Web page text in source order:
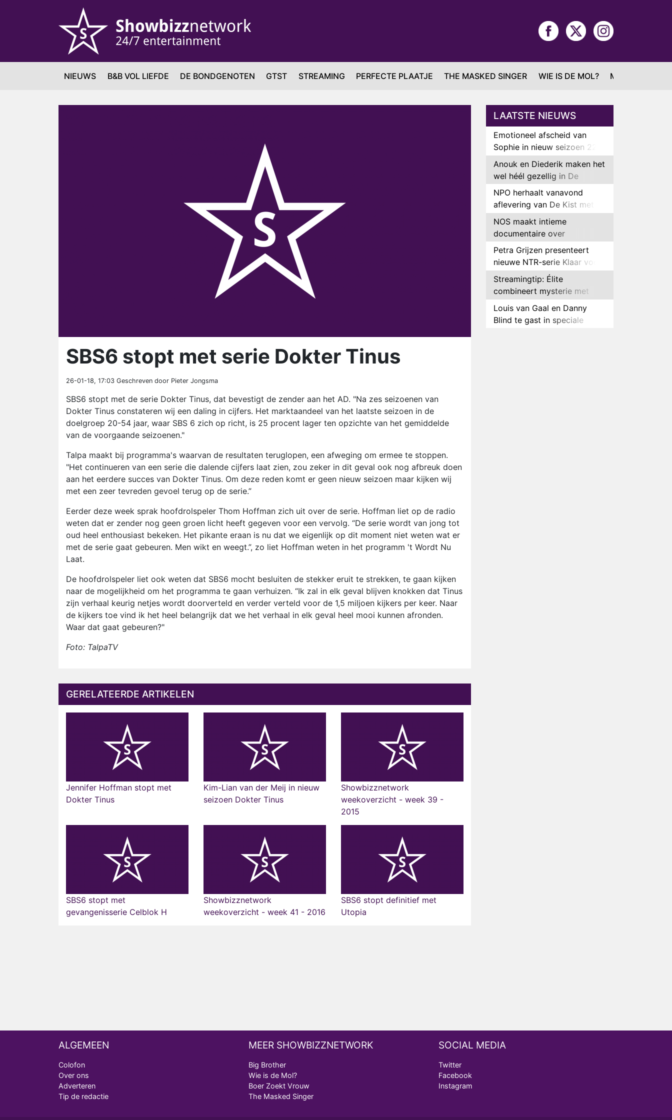
NIEUWS B&B VOL LIEFDE DE BONDGENOTEN GTST STREAMING PERFECTE PLAATJE THE MASKED SINGER WIE IS DE MOL? MAFS
SBS6 stopt met serie Dokter Tinus
26-01-18, 17:03 Geschreven door Pieter Jongsma
SBS6 stopt met de serie Dokter Tinus, dat bevestigt de zender aan het AD. "Na zes seizoenen van
Dokter Tinus constateren wij een daling in cijfers. Het marktaandeel van het laatste seizoen in de
doelgroep 20-54 jaar, waar SBS 6 zich op richt, is 25 procent lager ten opzichte van het gemiddelde
van de voorgaande seizoenen."
Talpa maakt bij programma's waarvan de resultaten teruglopen, een afweging om ermee te stoppen.
"Het continueren van een serie die dalende cijfers laat zien, zou zeker in dit geval ook nog afbreuk doen
aan het eerdere succes van Dokter Tinus. Om deze reden komt er geen nieuw seizoen maar kijken wij
met een zeer tevreden gevoel terug op de serie.”
Eerder deze week sprak hoofdrolspeler Thom Hoffman zich uit over de serie. Hoffman liet op de radio
weten dat er zender nog geen groen licht heeft gegeven voor een vervolg. “De serie wordt van jong tot
oud heel enthousiast bekeken. Het pikante eraan is nu dat we eigenlijk op dit moment niet weten wat er
met de serie gaat gebeuren. Men wikt en weegt.”, zo liet Hoffman weten in het programm 't Wordt Nu
Laat.
De hoofdrolspeler liet ook weten dat SBS6 mocht besluiten de stekker eruit te strekken, te gaan kijken
naar de mogelijkheid om het programma te gaan verhuizen. “Ik zal in elk geval blijven knokken dat Tinus
zijn verhaal keurig netjes wordt doorverteld en verder verteld voor de 1,5 miljoen kijkers per keer. Naar
de kijkers toe vind ik het heel belangrijk dat we het verhaal in elk geval heel mooi kunnen afronden.
Waar dat gaat gebeuren?"
Foto: TalpaTV
GERELATEERDE ARTIKELEN
Jennifer Hoffman stopt met
Dokter Tinus
Kim-Lian van der Meij in nieuw
seizoen Dokter Tinus
Showbizznetwork
weekoverzicht - week 39 -
2015
SBS6 stopt met
gevangenisserie Celblok H
Showbizznetwork
weekoverzicht - week 41 - 2016
SBS6 stopt definitief met
Utopia
LAATSTE NIEUWS
Emotioneel afscheid van
Sophie in nieuw seizoen 22
Kids and Counting
Anouk en Diederik maken het
wel héél gezellig in De
Bondgenoten
NPO herhaalt vanavond
aflevering van De Kist met
Peter Faber
NOS maakt intieme
documentaire over
hockeyster Yibbi Jansen
Petra Grijzen presenteert
nieuwe NTR-serie Klaar voor
de oorlog
Streamingtip: Élite
combineert mysterie met
romantie
Louis van Gaal en Danny
Blind te gast in speciale
ALGEMEEN
Colofon
Over ons
Adverteren
Tip de redactie
MEER SHOWBIZZNETWORK
Big Brother
Wie is de Mol?
Boer Zoekt Vrouw
The Masked Singer
SOCIAL MEDIA
Twitter
Facebook
Instagram